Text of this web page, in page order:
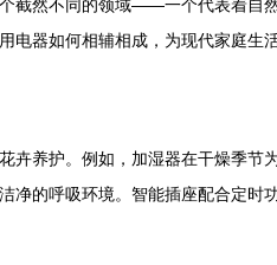
截然不同的领域——一个代表着自
器如何相辅相成，为现代家庭生
卉养护。例如，加湿器在干燥季
净的呼吸环境。智能插座配合定